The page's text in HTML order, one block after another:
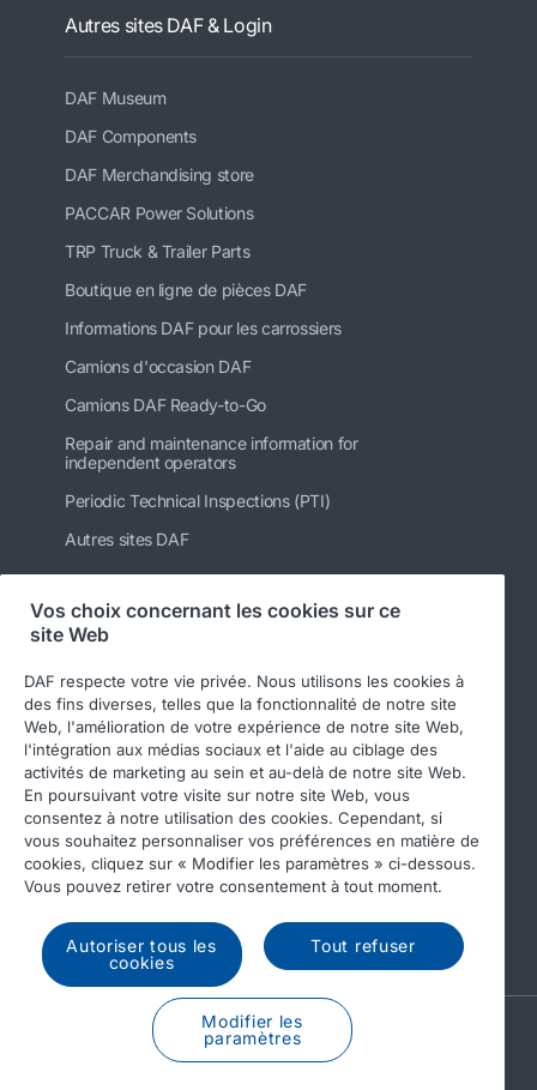
Autres sites DAF & Login
DAF Museum
DAF Components
DAF Merchandising store
PACCAR Power Solutions
TRP Truck & Trailer Parts
Boutique en ligne de pièces DAF
Informations DAF pour les carrossiers
Camions d'occasion DAF
Camions DAF Ready-to-Go
Repair and maintenance information for
independent operators
Periodic Technical Inspections (PTI)
Autres sites DAF
Suivez-nous
© 2026 DAF Legal notice
Privacy statement
General conditions
DAF and cookies
Income Tax Report
A PACCAR COMPANY
DRIVEN BY QUALITY
Vos choix concernant les cookies sur ce
site Web
DAF respecte votre vie privée. Nous utilisons les cookies à
des fins diverses, telles que la fonctionnalité de notre site
Web, l'amélioration de votre expérience de notre site Web,
l'intégration aux médias sociaux et l'aide au ciblage des
activités de marketing au sein et au-delà de notre site Web.
En poursuivant votre visite sur notre site Web, vous
consentez à notre utilisation des cookies. Cependant, si
vous souhaitez personnaliser vos préférences en matière de
cookies, cliquez sur « Modifier les paramètres » ci-dessous.
Vous pouvez retirer votre consentement à tout moment.
Autoriser tous les
cookies
Tout refuser
Modifier les
paramètres